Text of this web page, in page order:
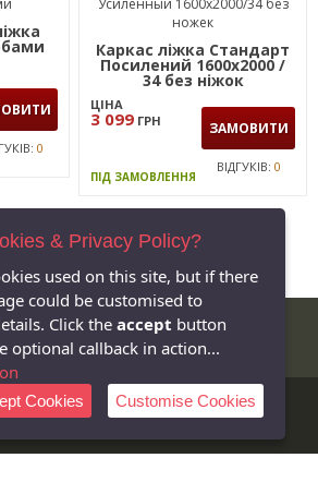
0
Каркас ліжка Стандарт
Посилений 1600х2000 /
34 без ніжок
ЦІНА
3 099 ГРН ЗАМОВИТИ
ПІД ЗАМОВЛЕННЯ
ВІДГУКІВ: 0
м. Дніпро,вул. Миколи Руденка, 53а
All rights reserved
& Privacy Policy?
used on this site, but if there
could be customised to
Click the accept button
optional callback in action...
Cookies Customise Cookies